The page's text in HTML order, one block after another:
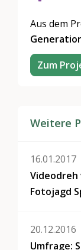
Aus dem
Zum
Weitere
16.01.2017
Videodreh
Fotojagd
20.12.2016
Umfrage: